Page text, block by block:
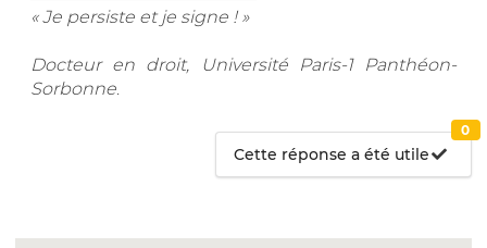
« Je persiste et je signe ! »
Docteur en droit, Université Paris-1 Panthéon-
Sorbonne.
Cette réponse a été utile
0